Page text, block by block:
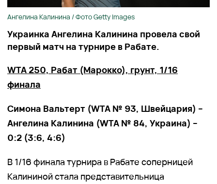
Ангелина Калинина / Фото Getty Images
Украинка Ангелина Калинина провела свой
первый матч на турнире в Рабате.
WTA 250, Рабат (Марокко), грунт, 1/16
финала
Симона Вальтерт (WTA № 93, Швейцария) –
Ангелина Калинина (WTA № 84, Украина) –
0:2 (3:6, 4:6)
В 1/16 финала турнира в Рабате соперницей
Калининой стала представительница